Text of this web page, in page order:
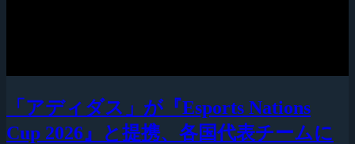
「アディダス」が『Esports Nations
Cup 2026』と提携、各国代表チームに